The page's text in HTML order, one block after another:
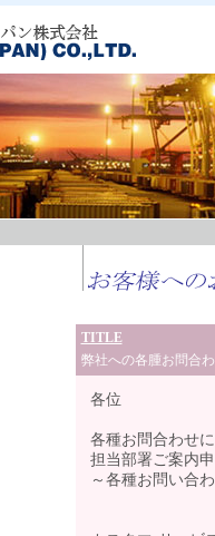
TITLE
弊社への各腫お問合
各位
各種お問合わせ
担当部署ご案内
～各種お問い合